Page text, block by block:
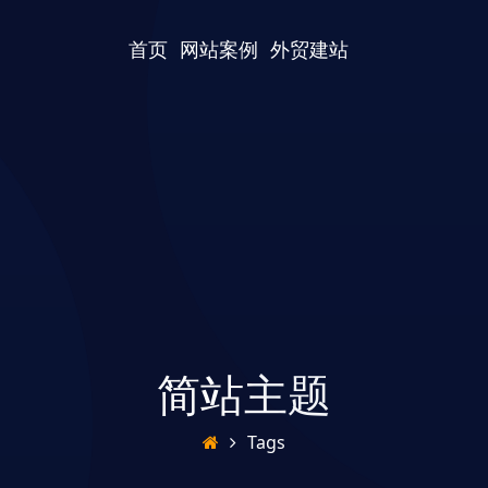
首页 网站案例 外贸建站
简站主题
Tags